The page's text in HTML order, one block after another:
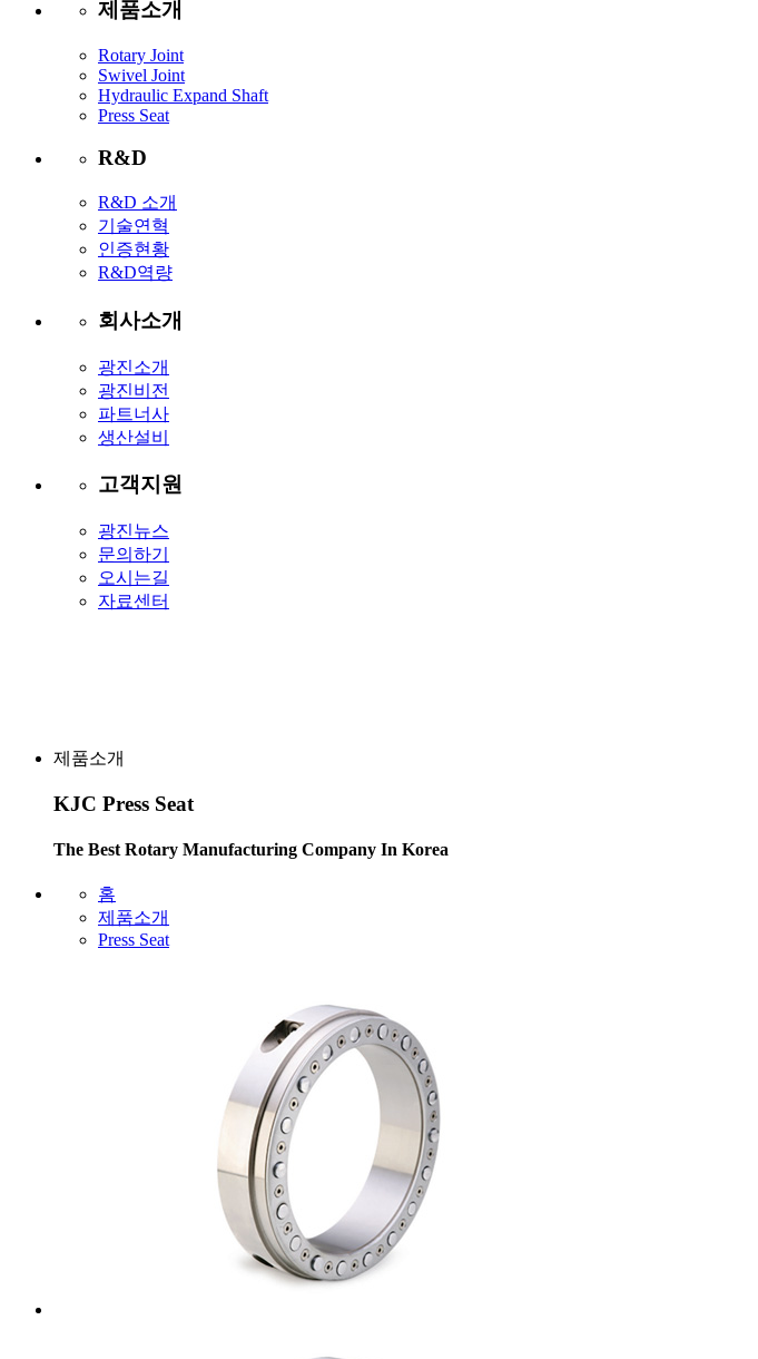
제품소개
Rotary Joint
Swivel Joint
Hydraulic Expand Shaft
Press Seat
R&D
R&D 소개
기술연혁
인증현황
R&D역량
회사소개
광진소개
광진비전
파트너사
생산설비
고객지원
광진뉴스
문의하기
오시는길
자료센터
제품소개
KJC Press Seat
The Best Rotary Manufacturing Company In Korea
홈
제품소개
Press Seat